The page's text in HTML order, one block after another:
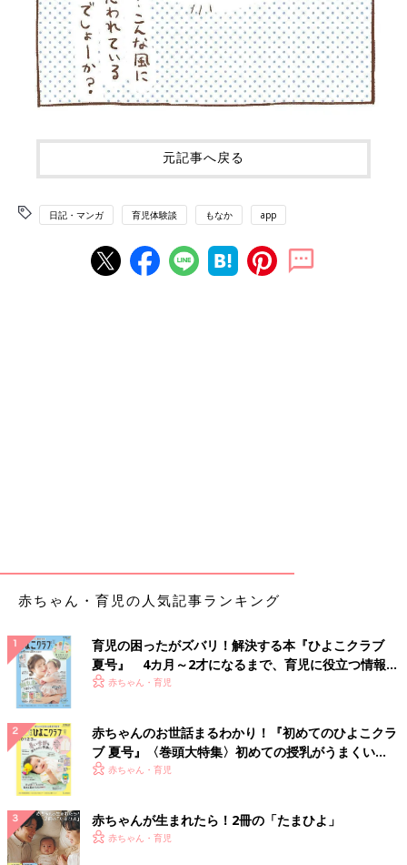
元記事へ戻る
日記・マンガ 育児体験談 もなか app
赤ちゃん・育児の人気記事ランキング
育児の困ったがズバリ！解決する本『ひよこクラブ
夏号』 4カ月～2才になるまで、育児に役立つ情報が
いっぱい！
赤ちゃん・育児
赤ちゃんのお世話まるわかり！『初めてのひよこクラ
ブ 夏号』〈巻頭大特集〉初めての授乳がうまくい
く！ おっぱい・ミルクの基本と夏のトラブル 解決テ
赤ちゃん・育児
赤ちゃんが生まれたら！2冊の「たまひよ」
赤ちゃん・育児